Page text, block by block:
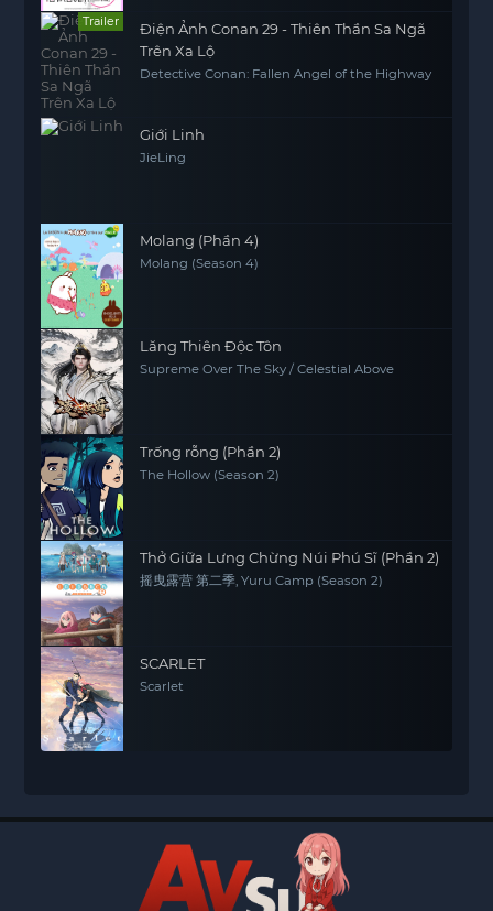
Trailer
Điện Ảnh Conan 29 - Thiên Thần Sa Ngã
Trên Xa Lộ
Detective Conan: Fallen Angel of the Highway
Giới Linh
JieLing
Molang (Phần 4)
Molang (Season 4)
Lăng Thiên Độc Tôn
Supreme Over The Sky / Celestial Above
Trống rỗng (Phần 2)
The Hollow (Season 2)
Thở Giữa Lưng Chừng Núi Phú Sĩ (Phần 2)
摇曳露营 第二季, Yuru Camp (Season 2)
SCARLET
Scarlet